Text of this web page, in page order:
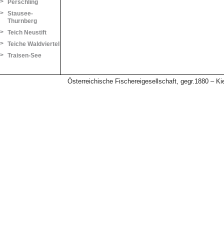
>
Perschling
> Stausee-
Thurnberg
> Teich Neustift
> Teiche Waldviertel
> Traisen-See
Österreichische Fischereigesellschaft, gegr.1880 –